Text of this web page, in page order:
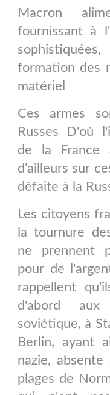
Macron
fournissant à
formation des
matériel
Ces armes
Russes D'où
de la France
d'ailleurs sur
défaite à la
Les citoyens
la tournure
ne prennent
pour de
rappellent
d'abord
soviétique, à
Berlin, ayant
nazie,
plages de